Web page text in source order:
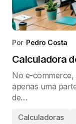
Por Pedro Costa
Calculadora
No e-commerce,
apenas uma
de…
Calculadoras